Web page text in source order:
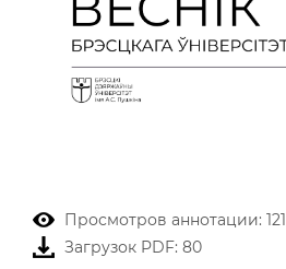
Просмотров аннотации: 121
Загрузок PDF: 80